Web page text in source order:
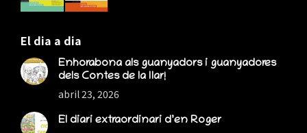
El dia a dia
Enhorabona als guanyadors i guanyadores
dels Contes de la llar!
abril 23, 2026
El diari extraordinari d’en Roger